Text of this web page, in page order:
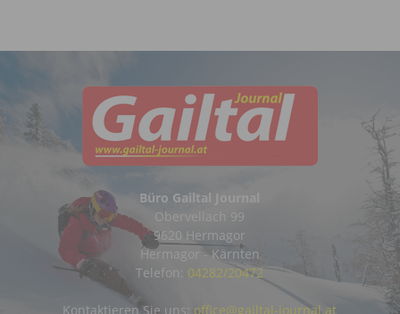
Büro Gailtal Journal
Obervellach 99
9620 Hermagor
Hermagor - Kärnten
Telefon: 04282/20472
Kontaktieren Sie uns: office@gailtal-journal.at